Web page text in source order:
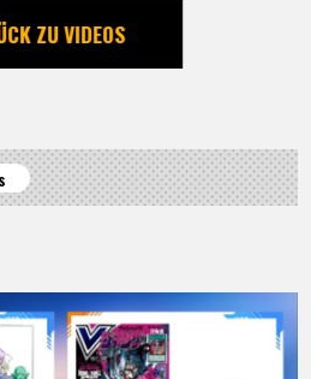
ZU VIDEOS